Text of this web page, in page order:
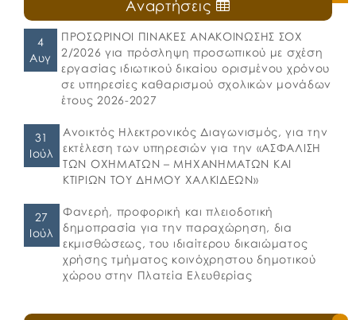
Αναρτήσεις
4
Αυγ
ΠΡΟΣΩΡΙΝΟΙ ΠΙΝΑΚΕΣ ΑΝΑΚΟΙΝΩΣΗΣ ΣΟΧ
2/2026 για πρόσληψη προσωπικού με σχέση
εργασίας ιδιωτικού δικαίου ορισμένου χρόνου
σε υπηρεσίες καθαρισμού σχολικών μονάδων
έτους 2026-2027
31
Ιούλ
Ανοικτός Ηλεκτρονικός Διαγωνισμός, για την
εκτέλεση των υπηρεσιών για την «ΑΣΦΑΛΙΣΗ
ΤΩΝ ΟΧΗΜΑΤΩΝ – ΜΗΧΑΝΗΜΑΤΩΝ ΚΑΙ
ΚΤΙΡΙΩΝ ΤΟΥ ΔΗΜΟΥ ΧΑΛΚΙΔΕΩΝ»
27
Ιούλ
Φανερή, προφορική και πλειοδοτική
δημοπρασία για την παραχώρηση, δια
εκμισθώσεως, του ιδιαίτερου δικαιώματος
χρήσης τμήματος κοινόχρηστου δημοτικού
χώρου στην Πλατεία Ελευθερίας